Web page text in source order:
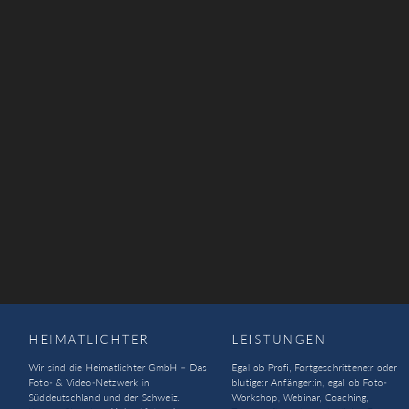
HEIMATLICHTER
Wir sind die Heimatlichter GmbH – Das
Foto- & Video-Netzwerk in
Süddeutschland und der Schweiz.
LEISTUNGEN
Egal ob Profi, Fortgeschrittene:r oder
blutige:r Anfänger:in, egal ob Foto-
Workshop, Webinar, Coaching,